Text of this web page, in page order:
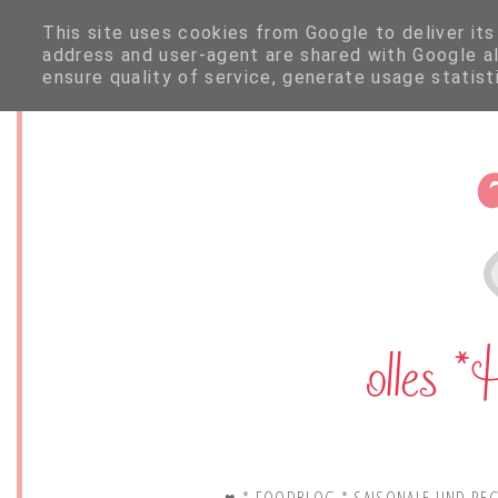
This site uses cookies from Google to deliver
address and user-agent are shared with
ensure quality of service, generate usage